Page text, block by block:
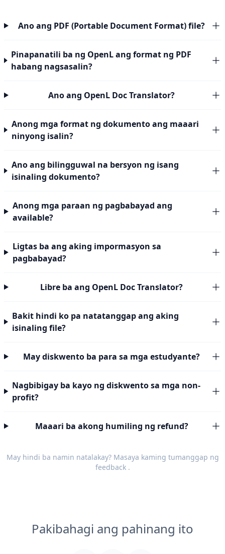
Ano ang PDF (Portable Document Format) file?
Pinapanatili ba ng OpenL ang format ng PDF
habang nagsasalin?
Ano ang OpenL Doc Translator?
Anong mga format ng dokumento ang maaari
ninyong isalin?
Ano ang bilingguwal na bersyon ng isang
isinaling dokumento?
Anong mga paraan ng pagbabayad ang
available?
Ligtas ba ang aking impormasyon sa
pagbabayad?
Libre ba ang OpenL Doc Translator?
Bakit hindi ko pa natatanggap ang aking
isinaling file?
May diskwento ba para sa mga estudyante?
Nagbibigay ba kayo ng diskwento sa mga non-
profit?
Maaari ba akong humiling ng refund?
May hindi ba namin natalakay? Masaya kaming tumanggap ng
feedback.
Pakibahagi ang pahinang ito